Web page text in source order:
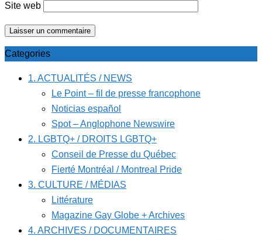
Site web
Categories
1. ACTUALITÉS / NEWS
Le Point – fil de presse francophone
Noticias español
Spot – Anglophone Newswire
2. LGBTQ+ / DROITS LGBTQ+
Conseil de Presse du Québec
Fierté Montréal / Montreal Pride
3. CULTURE / MÉDIAS
Littérature
Magazine Gay Globe + Archives
4. ARCHIVES / DOCUMENTAIRES